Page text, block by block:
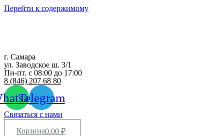
Перейти к содержимому
г. Самара
ул. Заводское ш. 3/1
Пн-пт. с 08:00 до 17:00
8 (846) 207 68 80
Telegram
Связаться с нами
0.00 ₽
Корзина